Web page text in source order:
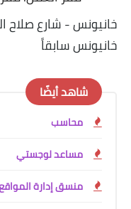
خانيونس - شارع صلاح
خانيونس سابقاً
شاهد أيضًا
محاسب
مساعد لوجستي
منسق إدارة